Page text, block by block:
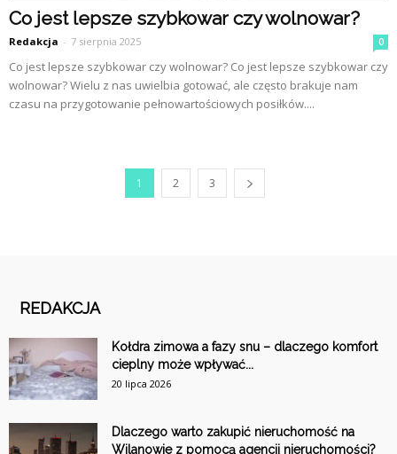
Co jest lepsze szybkowar czy wolnowar?
Redakcja - 7 sierpnia 2025 0
Co jest lepsze szybkowar czy wolnowar? Co jest lepsze szybkowar czy
wolnowar? Wielu z nas uwielbia gotować, ale często brakuje nam
czasu na przygotowanie pełnowartościowych posiłków....
1 2 3
REDAKCJA
Kołdra zimowa a fazy snu – dlaczego komfort
cieplny może wpływać...
20 lipca 2026
Dlaczego warto zakupić nieruchomość na
Wilanowie z pomocą agencji nieruchomości?